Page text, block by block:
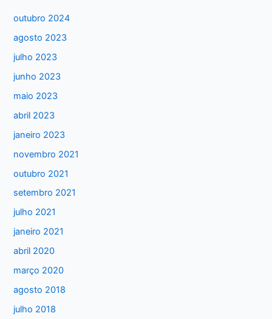
a
r
p
o
r
:
outubro 2024
agosto 2023
julho 2023
junho 2023
maio 2023
abril 2023
janeiro 2023
novembro 2021
outubro 2021
setembro 2021
julho 2021
janeiro 2021
abril 2020
março 2020
agosto 2018
julho 2018